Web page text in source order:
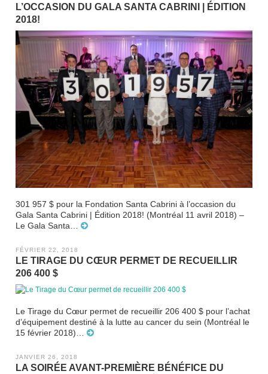
L’OCCASION DU GALA SANTA CABRINI | ÉDITION
2018!
301 957 $ pour la Fondation Santa Cabrini à l’occasion du
Gala Santa Cabrini | Édition 2018! (Montréal 11 avril 2018) –
Le Gala Santa…
FÉVRIER 22, 2018
LE TIRAGE DU CŒUR PERMET DE RECUEILLIR
206 400 $
Le Tirage du Cœur permet de recueillir 206 400 $ pour l’achat
d’équipement destiné à la lutte au cancer du sein (Montréal le
15 février 2018)…
JANVIER 26, 2018
LA SOIRÉE AVANT-PREMIÈRE BÉNÉFICE DU